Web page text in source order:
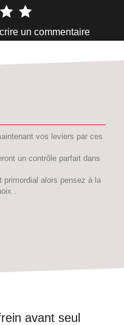
un commentaire
vos leviers par ces
un contrôle parfait dans
primordial alors pensez à la
.
avant seul